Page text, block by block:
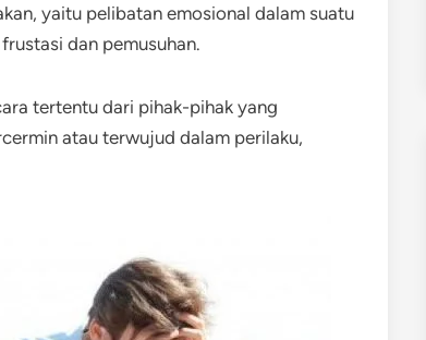
yaitu pelibatan emosional dalam suatu
dan pemusuhan.
tertentu dari pihak-pihak yang
atau terwujud dalam perilaku,